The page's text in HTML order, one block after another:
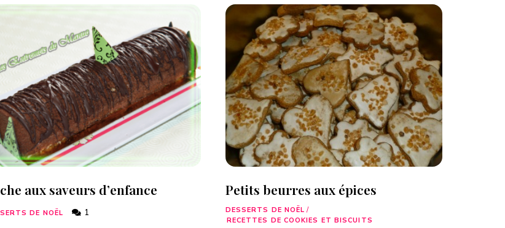
aux saveurs d’enfance
DE NOËL 1
Petits beurres aux épices
DESSERTS DE NOËL /
RECETTES DE COOKIES ET BISCUITS